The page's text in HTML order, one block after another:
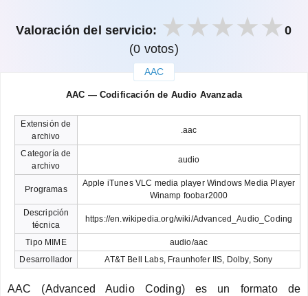
Valoración del servicio:
0
(0 votos)
AAC
AAC — Codificación de Audio Avanzada
Extensión de
archivo
.aac
Categoría de
archivo
audio
Programas
Apple iTunes VLC media player Windows Media Player
Winamp foobar2000
Descripción
técnica
https://en.wikipedia.org/wiki/Advanced_Audio_Coding
Tipo MIME
audio/aac
Desarrollador
AT&T Bell Labs, Fraunhofer IIS, Dolby, Sony
AAC (Advanced Audio Coding) es un formato de